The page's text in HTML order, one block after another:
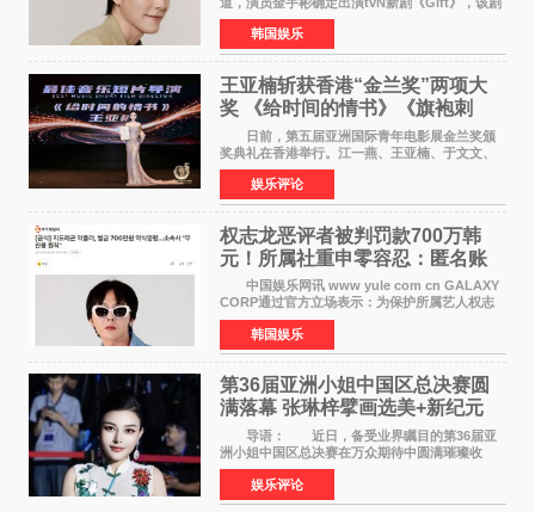
预计将于下半年播出，引发观众高度期待。
本剧改编自同名网络漫画，讲述一位经历意外事
故后获得特殊
韩国娱乐
王亚楠斩获香港“金兰奖”两项大
奖 《给时间的情书》《旗袍刺
客》双双获肯定
日前，第五届亚洲国际青年电影展金兰奖颁
奖典礼在香港举行。江一燕、王亚楠、于文文、
李东学等知名演员出席活动。著名演员、导演王
亚楠凭借音乐故事片《给时间的情书》和院线电
影《旗袍刺客》
娱乐评论
权志龙恶评者被判罚款700万韩
元！所属社重申零容忍：匿名账
号也难逃刑责
中国娱乐网讯 www yule com cn GALAXY
CORP通过官方立场表示：为保护所属艺人权志
龙的名誉和权益，将持续对网络上发生的名誉损
害、散布虚假事实、侮辱、恶意诽谤等行为采取
法律应对措施。
韩国娱乐
第36届亚洲小姐中国区总决赛圆
满落幕 张琳梓擘画选美+新纪元
导语： 近日，备受业界瞩目的第36届亚
洲小姐中国区总决赛在万众期待中圆满璀璨收
官。整场盛典汇聚万千芳华，不仅完成了新一届
美丽代言人的加冕选拔，更在行业发展层面带来
颠覆性突破。活动
娱乐评论